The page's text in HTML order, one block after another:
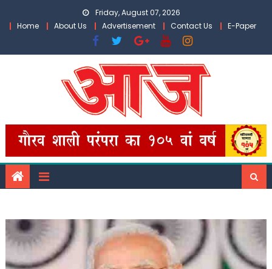
Friday, August 07, 2026
Home
About Us Advertisement Contact Us E-Paper